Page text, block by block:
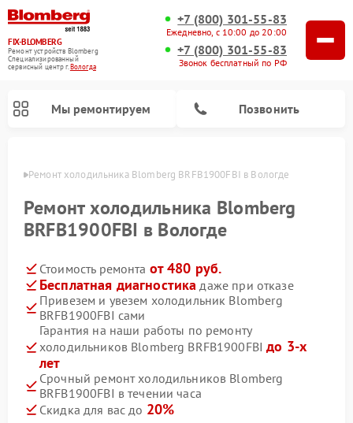
FIX-BLOMBERG
Ремонт устройств Blomberg
Специализированный
cервисный центр г.Вологда
+7 (800) 301-55-83
Ежедневно, с 10:00 до 20:00
+7 (800) 301-55-83
Звонок бесплатный по РФ
Мы ремонтируем Позвонить
Ремонт холодильника Blomberg BRFB1900FBI в Вологде
Ремонт холодильника Blomberg
BRFB1900FBI в Вологде
Стоимость ремонта от 480 руб.
Бесплатная диагностика даже при отказе
Привезем и увезем холодильник Blomberg
BRFB1900FBI сами
Гарантия на наши работы по ремонту
холодильников Blomberg BRFB1900FBIдо 3-х
лет
Срочный ремонт холодильников Blomberg
BRFB1900FBI в течении часа
Скидка для вас до 20%